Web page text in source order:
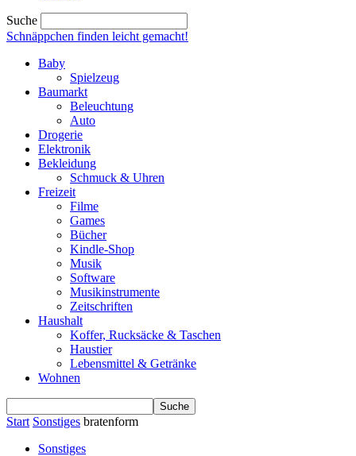
Suche
Schnäppchen finden leicht gemacht!
Baby
Spielzeug
Baumarkt
Beleuchtung
Auto
Drogerie
Elektronik
Bekleidung
Schmuck & Uhren
Freizeit
Filme
Games
Bücher
Kindle-Shop
Musik
Software
Musikinstrumente
Zeitschriften
Haushalt
Koffer, Rucksäcke & Taschen
Haustier
Lebensmittel & Getränke
Wohnen
Start Sonstiges bratenform
Sonstiges